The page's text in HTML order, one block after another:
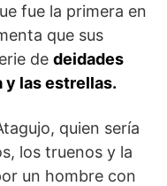
fue la primera en
que sus
de deidades
y las estrellas.
quien sería
los truenos y la
un hombre con